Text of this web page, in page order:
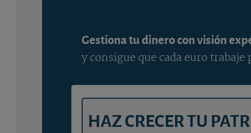
Gestiona tu dinero con visión
y consigue que cada euro trabaje
HAZ CRECER TU